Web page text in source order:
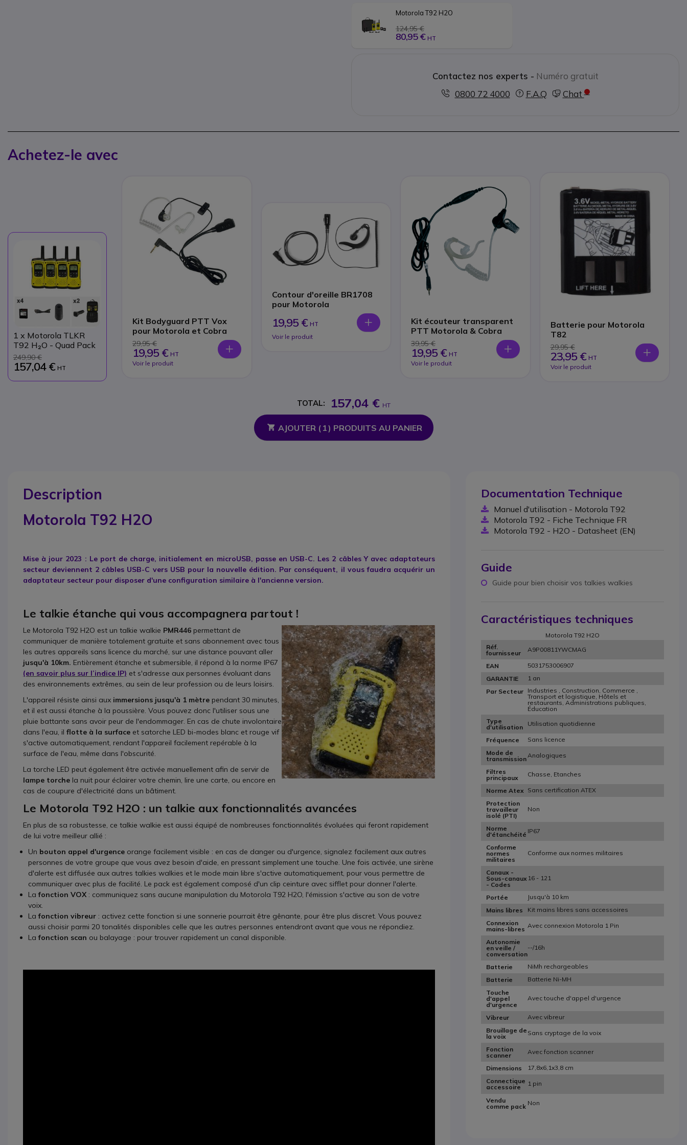
Motorola T92 H2O
124,95 €
80,95 € HT
Contactez nos experts - Numéro gratuit
0800 72 4000
F.A.Q Chat
Achetez-le avec
1 x Motorola TLKR
T92 H₂O - Quad Pack
249,90 €
157,04 € HT
Kit Bodyguard PTT Vox
pour Motorola et Cobra
29,95 €
19,95 € HT
Voir le produit
Contour d'oreille BR1708
pour Motorola
19,95 € HT
Voir le produit
Kit écouteur transparent
PTT Motorola & Cobra
39,95 €
19,95 € HT
Voir le produit
Batterie pour Motorola
T82
29,95 €
23,95 € HT
Voir le produit
TOTAL: 157,04 € HT
AJOUTER ( 1) PRODUITS AU PANIER
Description
Motorola T92 H2O
Mise à jour 2023 : Le port de charge, initialement en microUSB, passe en USB-C. Les 2 câbles Y avec adaptateurs
secteur deviennent 2 câbles USB-C vers USB pour la nouvelle édition. Par conséquent, il vous faudra acquérir un
adaptateur secteur pour disposer d'une configuration similaire à l'ancienne version.
Le talkie étanche qui vous accompagnera partout !
Le Motorola T92 H2O est un talkie walkie PMR446 permettant de
communiquer de manière totalement gratuite et sans abonnement avec tous
les autres appareils sans licence du marché, sur une distance pouvant aller
jusqu'à 10km. Entièrement étanche et submersible, il répond à la norme IP67
(en savoir plus sur l’indice IP) et s'adresse aux personnes évoluant dans
des environnements extrêmes, au sein de leur profession ou de leurs loisirs.
L'appareil résiste ainsi aux immersions jusqu'à 1 mètre pendant 30 minutes,
et il est aussi étanche à la poussière. Vous pouvez donc l'utiliser sous une
pluie battante sans avoir peur de l'endommager. En cas de chute involontaire
dans l'eau, il flotte à la surface et satorche LED bi-modes blanc et rouge vif
s'active automatiquement, rendant l'appareil facilement repérable à la
surface de l'eau, même dans l'obscurité.
La torche LED peut également être activée manuellement afin de servir de
lampe torche la nuit pour éclairer votre chemin, lire une carte, ou encore en
cas de coupure d'électricité dans un bâtiment.
Le Motorola T92 H2O : un talkie aux fonctionnalités avancées
En plus de sa robustesse, ce talkie walkie est aussi équipé de nombreuses fonctionnalités évoluées qui feront rapidement
de lui votre meilleur allié :
Un bouton appel d'urgence orange facilement visible : en cas de danger ou d'urgence, signalez facilement aux autres
personnes de votre groupe que vous avez besoin d'aide, en pressant simplement une touche. Une fois activée, une sirène
d'alerte est diffusée aux autres talkies walkies et le mode main libre s'active automatiquement, pour vous permettre de
communiquer avec plus de facilité. Le pack est également composé d'un clip ceinture avec sifflet pour donner l'alerte.
Lafonction VOX : communiquez sans aucune manipulation du Motorola T92 H2O, l'émission s'active au son de votre
voix.
La fonction vibreur : activez cette fonction si une sonnerie pourrait être gênante, pour être plus discret. Vous pouvez
aussi choisir parmi 20 tonalités disponibles celle que les autres personnes entendront avant que vous ne répondiez.
La fonction scan ou balayage : pour trouver rapidement un canal disponible.
Documentation Technique
Manuel d'utilisation - Motorola T92
Motorola T92 - Fiche Technique FR
Motorola T92 - H2O - Datasheet (EN)
Guide
Guide pour bien choisir vos talkies walkies
Caractéristiques techniques
Motorola T92 H2O
Réf.
fournisseur
A9P00811YWCMAG
EAN
5031753006907
GARANTIE
1 an
Par Secteur Industries , Construction, Commerce ,
Transport et logistique, Hôtels et
restaurants, Administrations publiques,
Éducation
Type
d'utilisation
Utilisation quotidienne
Fréquence
Sans licence
Mode de
transmissionAnalogiques
Filtres
principaux
Chasse, Etanches
Norme Atex Sans certification ATEX
Protection
travailleur
isolé (PTI)
Non
Norme
d'étanchéité IP67
Conforme
normes
militaires
Conforme aux normes militaires
Canaux -
Sous-canaux
- Codes
16 - 121
Portée
Jusqu'à 10 km
Mains libres
Kit mains libres sans accessoires
Connexion
mains-libres Avec connexion Motorola 1 Pin
Autonomie
en veille /
conversation
--/16h
Batterie
NiMh rechargeables
Batterie
Batterie Ni-MH
Touche
d'appel
d'urgence
Avec touche d'appel d'urgence
Vibreur
Avec vibreur
Brouillage de
la voix
Sans cryptage de la voix
Fonction
scanner
Avec fonction scanner
Dimensions
17,8x6,1x3,8 cm
Connectique
accessoire
1 pin
Vendu
comme pack Non